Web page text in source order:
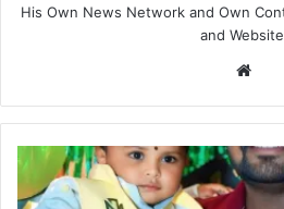
His Own News Network and Own
and